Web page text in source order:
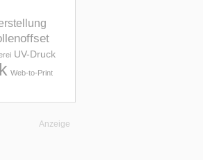
UV-Druck
Web-to-Print
Anzeige